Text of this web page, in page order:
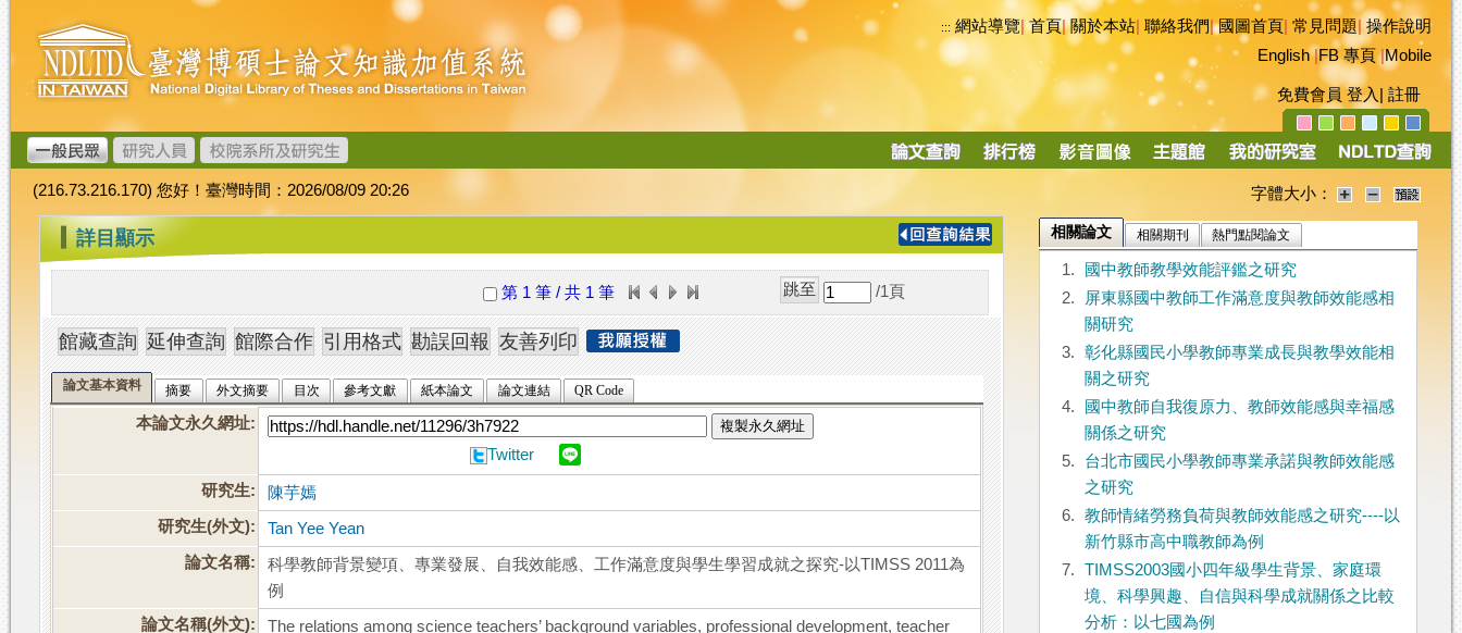
跳
到
主
要
內
容
臺
灣
博
碩
士
論
文
加
值
系
統
::: 網站導覽|首頁|關於本站 聯絡我們|國圖首頁 常見問題|操作說明
English|FB 專頁|Mobile
免費會員 登入 註冊
導
(216.73.216.170) 您好！臺灣時間：2026/08/09 20:26 字體大小：
::: 詳目顯示
第 1 筆 / 共 1 筆 /1 頁
論文基本資料 摘要 外文摘要 目次 參考文獻 紙本論文 論文連結 QR Code
本論文永久網址: 複製永久網址
Twitter
研究生:
陳芋嫣
研究生(外文):
Tan Yee Yean
論文名稱:
科學教師背景變項、專業發展、自我效能感、工作滿意度與學生學習成就之探究-以TIMSS 2011為
例
論文名稱(外文):
The relations among science teachers’ background variables, professional development, teacher
相關論文 相關期刊 熱門點閱論文
1.
國中教師教學效能評鑑之研究
2.
屏東縣國中教師工作滿意度與教師效能感相
關研究
3.
彰化縣國民小學教師專業成長與教學效能相
關之研究
4.
國中教師自我復原力、教師效能感與幸福感
關係之研究
5.
台北市國民小學教師專業承諾與教師效能感
之研究
6.
教師情緒勞務負荷與教師效能感之研究----以
新竹縣市高中職教師為例
7.
TIMSS2003國小四年級學生背景、家庭環
境、科學興趣、自信與科學成就關係之比較
分析：以七國為例